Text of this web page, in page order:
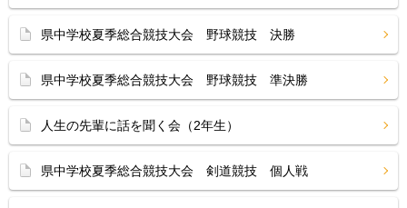
県中学校夏季総合競技大会 野球競技 決勝
県中学校夏季総合競技大会 野球競技 準決勝
人生の先輩に話を聞く会（2年生）
県中学校夏季総合競技大会 剣道競技 個人戦